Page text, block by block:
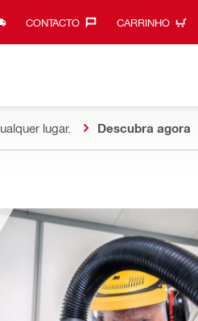
CONTACTO‎ CARRINHO
lugar. Descubra agora